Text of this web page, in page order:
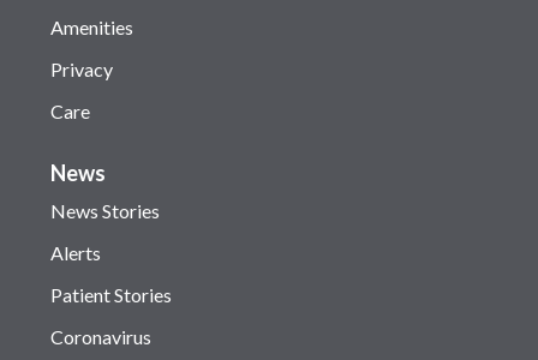
Amenities
Privacy
Care
News
News Stories
Alerts
Patient Stories
Coronavirus